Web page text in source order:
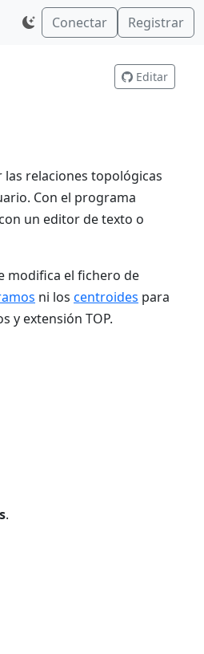
Conectar Registrar
Editar
las relaciones topológicas
Con el programa
un editor de texto o
modifica el fichero de
ni los centroides para
y extensión TOP.
.